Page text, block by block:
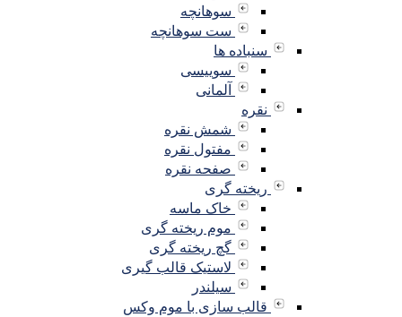
سوهانچه
ست سوهانچه
سنباده ها
سوییسی
آلمانی
نقره
شمش نقره
مفتول نقره
صفحه نقره
ریخته گری
خاک ماسه
موم ریخته گری
گچ ریخته گری
لاستیک قالب گیری
سیلندر
قالب سازی با موم وکس